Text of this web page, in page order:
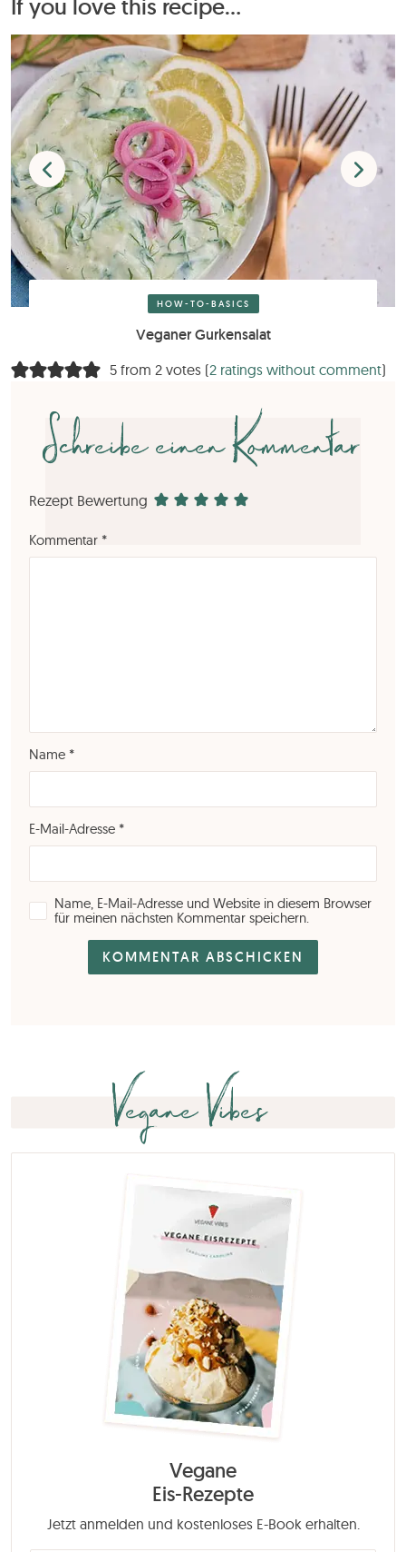
If you love this recipe...
HOW-TO-BASICS
Veganer Gurkensalat
5 from 2 votes (2 ratings without comment)
Schreibe einen Kommentar
Rezept Bewertung
Kommentar *
Name *
E-Mail-Adresse *
Name, E-Mail-Adresse und Website in diesem Browser
für meinen nächsten Kommentar speichern.
Vegane Vibes
Vegane
Eis-Rezepte
Jetzt anmelden und kostenloses E-Book erhalten.